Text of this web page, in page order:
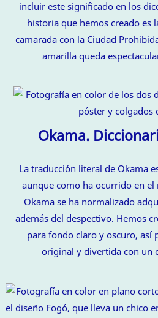
incluir este significado en los
historia que hemos creado es
camarada con la Ciudad
amarilla queda
Okama.
La traducción literal de Okama
aunque como ha ocurrido en
Okama se ha normalizado
además del despectivo. Hemos
para fondo claro y oscuro, así
original y divertida con un